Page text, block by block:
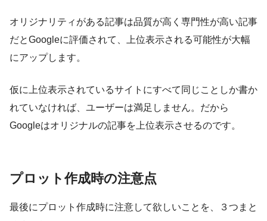
オリジナリティがある記事は品質が高く専門性が高い記事
だとGoogleに評価されて、上位表示される可能性が大幅
にアップします。
仮に上位表示されているサイトにすべて同じことしか書か
れていなければ、ユーザーは満足しません。だから
Googleはオリジナルの記事を上位表示させるのです。
プロット作成時の注意点
最後にプロット作成時に注意して欲しいことを、３つまと